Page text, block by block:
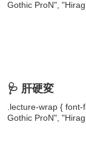
Gothic ProN",
🩺 肝硬変
.lecture-wrap { font-
Gothic ProN",